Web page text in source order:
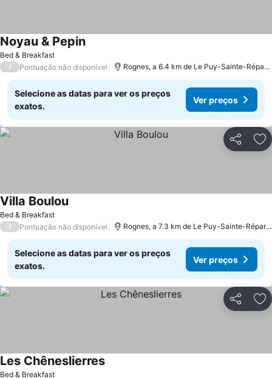
Bed & Breakfast
Noyau & Pepin
/ Pontuação não disponível Rognes, a 6.4 km de Le Puy-Sainte-Réparade
Selecione as datas para ver os preços
exatos.
Ver preços
Partilhar
Bed & Breakfast
Villa Boulou
/ Pontuação não disponível Rognes, a 7.3 km de Le Puy-Sainte-Réparade
Selecione as datas para ver os preços
exatos.
Ver preços
Partilhar
Bed & Breakfast
Les Chêneslierres